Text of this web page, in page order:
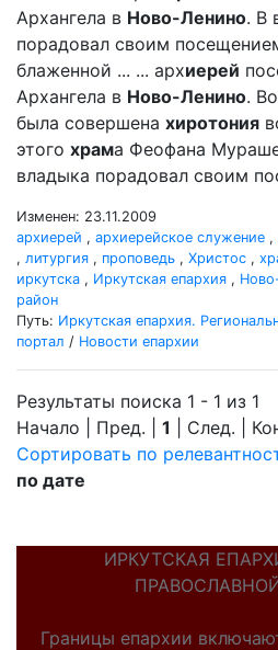
Архангела в Ново-Ленино. В
порадовал своим
блаженной ... ... архиерей
Архангела в Ново-Ленино.
была совершена хиротония
этого храма Феофана
владыка порадовал своим
Изменен: 23.11.2009
архиерей , архиерейское служение ,
, литургия , проповедь , Христос ,
иркутска , Иркутская епархия ,
район
Путь: Иркутская епархия.
портал / Новости епархии
Результаты поиска 1 - 1 из 1
Начало | Пред. | 1 | След. |
Сортировать по
по дате
ИРКУТСКАЯ
Границы епархии